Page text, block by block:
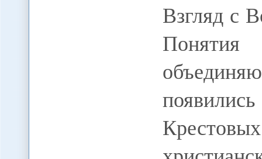
Взгляд с